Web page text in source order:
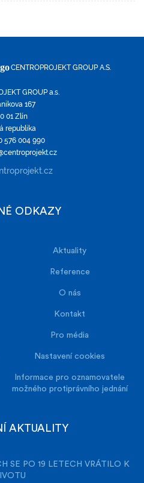
CENTROPROJEKT GROUP A.S.
GROUP a.s.
167
01 Zlín
republika
576 004 990
ODKAZY
Aktuality
Reference
O nás
Kontakt
Pro média
Nastavení cookies
Informace pro oznamovatele
možného protiprávního jednání
AKTUALITY
SE PO 19 LETECH VRÁTILO K